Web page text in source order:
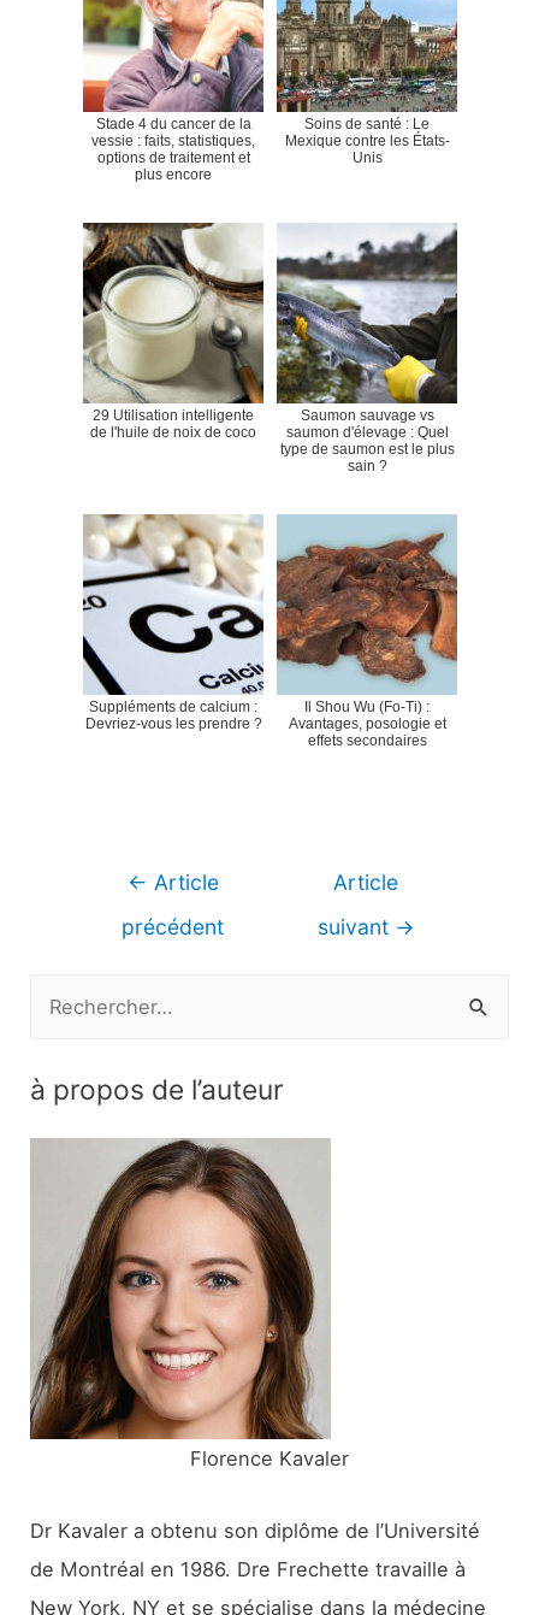
Stade 4 du cancer de la
vessie : faits, statistiques,
options de traitement et
plus encore
Soins de santé : Le
Mexique contre les États-
Unis
29 Utilisation intelligente
de l'huile de noix de coco
Saumon sauvage vs
saumon d'élevage : Quel
type de saumon est le plus
sain ?
Suppléments de calcium :
Devriez-vous les prendre ?
Il Shou Wu (Fo-Ti) :
Avantages, posologie et
effets secondaires
Navigation
← Article
précédent
Article
suivant →
h
:
à propos de l’auteur
Florence Kavaler
Dr Kavaler a obtenu son diplôme de l’Université
de Montréal en 1986. Dre Frechette travaille à
New York, NY et se spécialise dans la médecine